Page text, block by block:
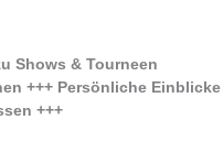
Shows & Tourneen
+++ Persönliche Einblicke
+++